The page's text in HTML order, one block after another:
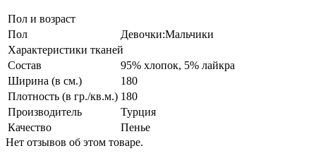
Пол и возраст
Пол
Девочки:Мальчики
Характеристики тканей
Состав
95% хлопок, 5% лайкра
Ширина (в см.)
180
Плотность (в гр./кв.м.) 180
Производитель
Турция
Качество
Пенье
Нет отзывов об этом товаре.